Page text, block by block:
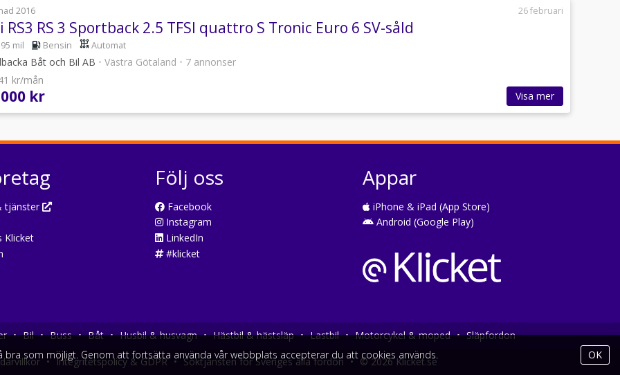
2016 26 februari
RS3 RS 3 Sportback 2.5 TFSI quattro S Tronic Euro 6 SV-såld
mil Bensin Automat
Båt och Bil AB • Västra Götaland • 7 annonser
kr/mån
kr Visa mer
tjänster
Klicket
Följ oss
Facebook
Instagram
LinkedIn
#klicket
Appar
iPhone & iPad (App Store)
Android (Google Play)
• Bil • Buss • Båt • Husbil & husvagn • Hästbil & hästsläp • Lastbil • Motorcykel & moped • Släpfordon
• Integritetspolicy & GDPR • Söktjänsten för Sveriges alla fordon • © 2026 Klicket.se
som möjligt. Genom att fortsätta använda vår webbplats accepterar du att cookies används. OK